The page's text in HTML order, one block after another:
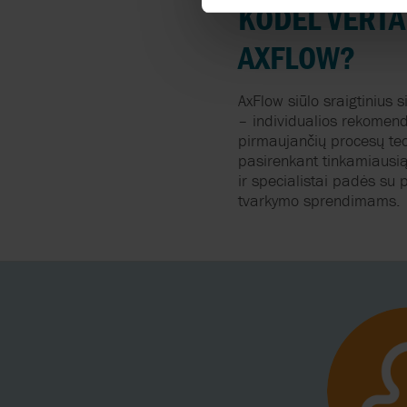
KODĖLVERTA
AXFLOW?
AxFlow siūlo sraigtinius
– individualios
pirmaujančių procesų
pasirenkant tinkamiausią
ir specialistai padės su
tvarkymo sprendimams